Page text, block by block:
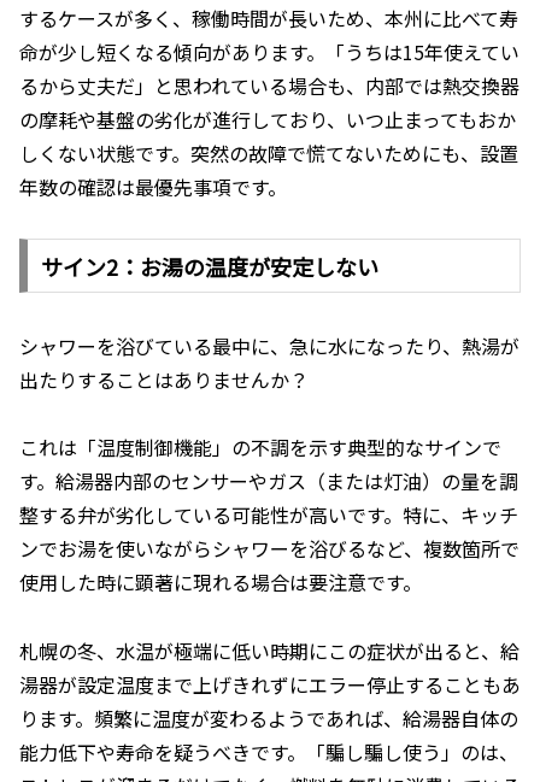
するケースが多く、稼働時間が長いため、本州に比べて寿
命が少し短くなる傾向があります。「うちは15年使えてい
るから丈夫だ」と思われている場合も、内部では熱交換器
の摩耗や基盤の劣化が進行しており、いつ止まってもおか
しくない状態です。突然の故障で慌てないためにも、設置
年数の確認は最優先事項です。
サイン2：お湯の温度が安定しない
シャワーを浴びている最中に、急に水になったり、熱湯が
出たりすることはありませんか？
これは「温度制御機能」の不調を示す典型的なサインで
す。給湯器内部のセンサーやガス（または灯油）の量を調
整する弁が劣化している可能性が高いです。特に、キッチ
ンでお湯を使いながらシャワーを浴びるなど、複数箇所で
使用した時に顕著に現れる場合は要注意です。
札幌の冬、水温が極端に低い時期にこの症状が出ると、給
湯器が設定温度まで上げきれずにエラー停止することもあ
ります。頻繁に温度が変わるようであれば、給湯器自体の
能力低下や寿命を疑うべきです。「騙し騙し使う」のは、